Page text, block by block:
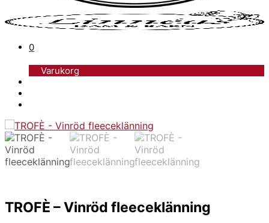
0
Varukorg
TROFÈ – Vinröd fleeceklänning